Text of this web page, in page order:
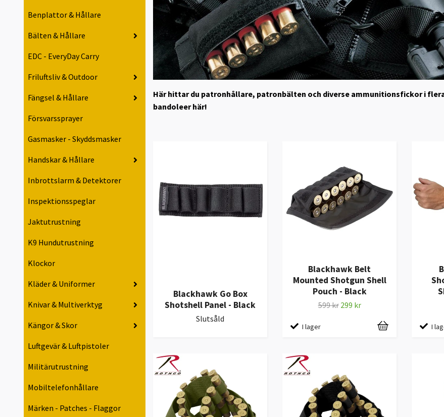
Benplattor & Hållare
Bälten & Hållare
EDC - EveryDay Carry
Friluftsliv & Outdoor
Fängsel & Hållare
Försvarssprayer
Gasmasker - Skyddsmasker
Handskar & Hållare
Inbrottslarm & Detektorer
Inspektionsspeglar
Jaktutrustning
K9 Hundutrustning
Klockor
Kläder & Uniformer
Knivar & Multiverktyg
Kängor & Skor
Luftgevär & Luftpistoler
Militärutrustning
Mobiltelefonhållare
Märken - Patches - Flaggor
Här hittar du patronhållare, patronbälten och diverse ammunitionsfickor i
bandoleer här!
Blackhawk Go Box
Shotshell Panel - Black
Slutsåld
Blackhawk Belt
Mounted Shotgun Shell
Pouch - Black
599 kr 299 kr
I lager I